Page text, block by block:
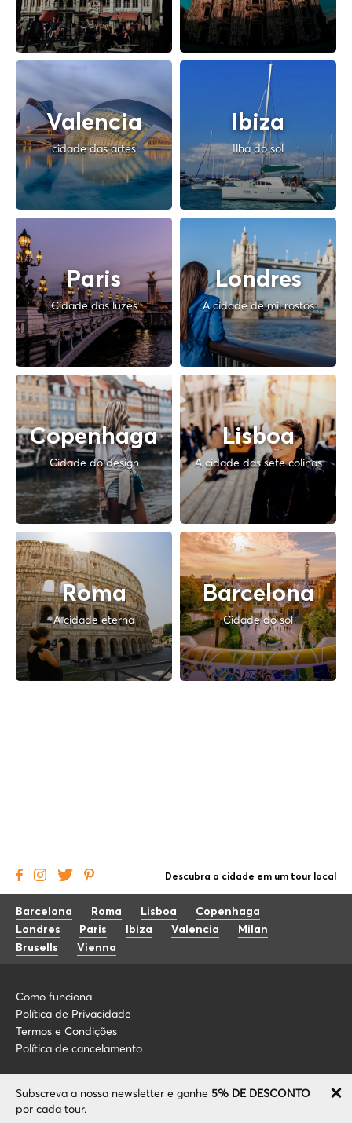
Valencia
cidade das artes
Ibiza
Ilha do sol
Paris
Cidade das luzes
Londres
A cidade de mil rostos
Copenhaga
Cidade do design
Lisboa
A cidade das sete colinas
Roma
A cidade eterna
Barcelona
Cidade do sol
Subscreva a nossa newsletter e ganhe 5% DE DESCONTO
por cada tour.
Descubra a cidade em um tour local
Barcelona Roma Lisboa
Copenhaga
Londres
Paris Ibiza Valencia
Milan
Brusells
Vienna
Como funciona
Política de Privacidade
Termos e Condições
Política de cancelamento
Sobre nós
FAQ
info@localcooltour.com